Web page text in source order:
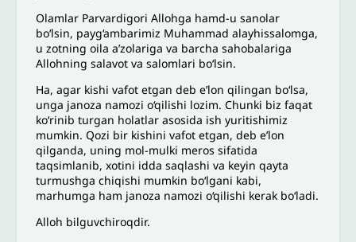
Olamlar Parvardigori Allohga hamd-u sanolar
bo‘lsin, payg‘ambarimiz Muhammad alayhissalomga,
u zotning oila a’zolariga va barcha sahobalariga
Allohning salavot va salomlari bo‘lsin.
Ha, agar kishi vafot etgan deb e’lon qilingan bo‘lsa,
unga janoza namozi o‘qilishi lozim. Chunki biz faqat
ko‘rinib turgan holatlar asosida ish yuritishimiz
mumkin. Qozi bir kishini vafot etgan, deb e’lon
qilganda, uning mol-mulki meros sifatida
taqsimlanib, xotini idda saqlashi va keyin qayta
turmushga chiqishi mumkin bo‘lgani kabi,
marhumga ham janoza namozi o‘qilishi kerak bo‘ladi.
Alloh bilguvchiroqdir.